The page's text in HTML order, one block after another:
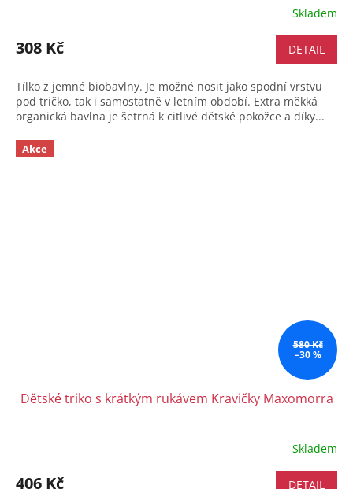
Skladem
308 Kč DETAIL
Tílko z jemné biobavlny. Je možné nosit jako spodní vrstvu
pod tričko, tak i samostatně v letním období. Extra měkká
organická bavlna je šetrná k citlivé dětské pokožce a díky...
Akce
580 Kč
–30 %
Dětské triko s krátkým rukávem Kravičky Maxomorra
Skladem
406 Kč DETAIL